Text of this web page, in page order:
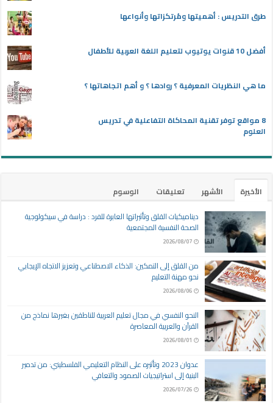
طرق التدريس : أهميتها ومُرتكزاتها وأنواعها
أفضل 10 قنوات يوتيوب لتعليم اللغة العربية للأطفال
ما هي النظريات المعرفية ؟ روادها ؟ و أهم اتجاهاتها ؟
8 مواقع توفر تقنية المحاكاة التفاعلية في تدريس
العلوم
الأخيرة الأشهر تعليقات
الوسوم
ديناميكيات القلق وتأثيراتها العابرة للفرد : دراسة في سيكولوجية
الصحة النفسية المجتمعية
2026/08/07
من القلق إلى التمكين: الذكاء الاصطناعي وتعزيز الاتجاه الإيجابي
نحو مهنة التعليم
2026/08/06
النحو النفسي في مجال تعليم العربية للناطقين بغيرها نماذج من
القرآن والعربية المعاصرة
2026/08/01
عدوان 2023 وتأثيره على النظام التعليمي الفلسطيني: من تدمير
البنية إلى استراتيجيات الصمود والتعافي
2026/07/26